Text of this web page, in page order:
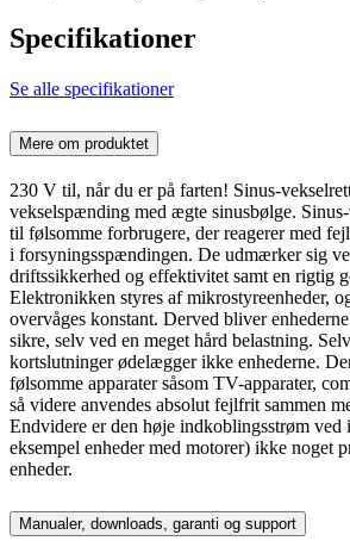
Specifikationer
Se alle specifikationer
Mere om produktet
230 V til, når du er på farten! Sinus-
vekselspænding med ægte sinusbølge.
til følsomme forbrugere, der reagerer med
i forsyningsspændingen. De udmærker sig
driftssikkerhed og effektivitet samt en rigtig
Elektronikken styres af mikrostyreenheder,
overvåges konstant. Derved bliver
sikre, selv ved en meget hård belastning.
kortslutninger ødelægger ikke enhederne.
følsomme apparater såsom TV-apparater,
så videre anvendes absolut fejlfrit sammen
Endvidere er den høje indkoblingsstrøm
eksempel enheder med motorer) ikke noget
enheder.
Manualer, downloads, garanti og support